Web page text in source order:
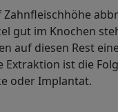
Zahnfleischhöhe
gut im Knochen
auf diesen Rest
Extraktion ist die
oder Implantat.